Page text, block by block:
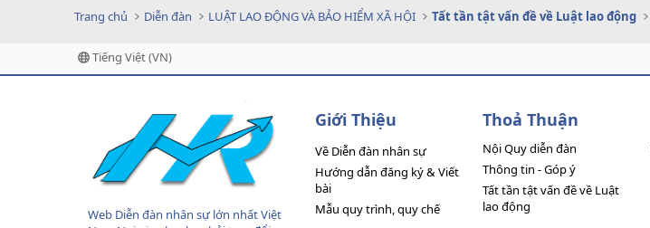
Trang chủ Diễn đàn LUẬT LAO ĐỘNG VÀ BẢO HIỂM XÃ HỘI Tất tần tật vấn đề về Luật lao động
Tiếng Việt (VN)
Web Diễn đàn nhân sự lớn nhất Việt
Giới Thiệu
Về Diễn đàn nhân sự
Hướng dẫn đăng ký & Viết
bài
Mẫu quy trình, quy chế
Thoả Thuận
Nội Quy diễn đàn
Thông tin - Góp ý
Tất tần tật vấn đề về Luật
lao động